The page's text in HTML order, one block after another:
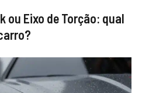
ou Eixo de Torção: qual